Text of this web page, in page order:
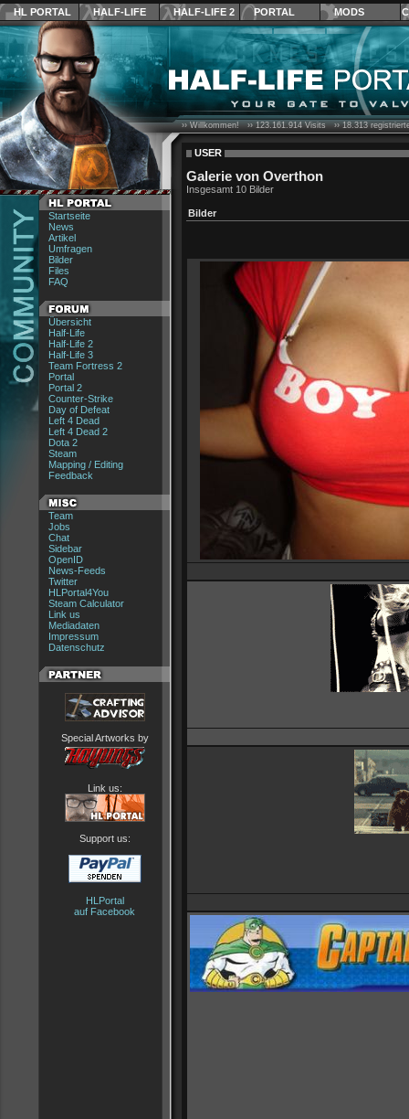
HL PORTAL HALF-LIFE HALF-LIFE 2 PORTAL MODS
Startseite
News
Artikel
Umfragen
Bilder
Files
FAQ
Übersicht
Half-Life
Half-Life 2
Half-Life 3
Team Fortress 2
Portal
Portal 2
Counter-Strike
Day of Defeat
Left 4 Dead
Left 4 Dead 2
Dota 2
Steam
Mapping / Editing
Feedback
Team
Jobs
Chat
Sidebar
OpenID
News-Feeds
Twitter
HLPortal4You
Steam Calculator
Link us
Mediadaten
Impressum
Datenschutz
Special Artworks by
Link us:
Support us:
HLPortal
auf Facebook
›› Willkommen! ››123.161.914Visits ››18.313
USER
Galerie von Overthon
Insgesamt 10 Bilder
Bilder